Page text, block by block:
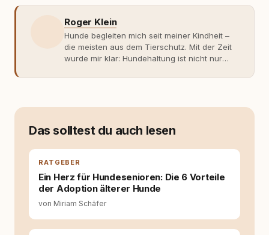
Roger Klein
Hunde begleiten mich seit meiner Kindheit –
die meisten aus dem Tierschutz. Mit der Zeit
wurde mir klar: Hundehaltung ist nicht nur
Fachwissen. Der Wendepunkt kam mit meinem
moderner Hundeerziehung
entsteht echte Bindung dort, wo Verständnis
Wissen ersetzt – nicht umgekehrt. Aus dieser
Entwicklung entstand rundum.dog – ein
Wissens- und Serviceportal für
Hundehalter:innen in Deutschland, Österreich
und der Schweiz. Meine Überzeugung:
Tierschutz beginnt mit Wissen. Wer seinen
Hund versteht, trifft bessere Entscheidungen –
Das solltest du auch lesen
RATGEBER
Ein Herz für Hundesenioren: Die 6 Vorteile
der Adoption älterer Hunde
von Miriam Schäfer